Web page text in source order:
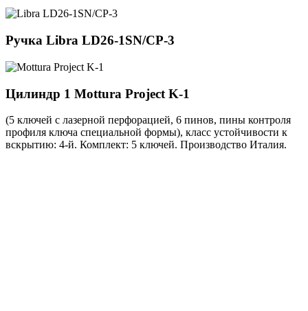
Ручка Libra LD26-1SN/CP-3
Цилиндр 1 Mottura Project K-1
(5 ключей с лазерной перфорацией, 6 пинов, пины контроля
профиля ключа специальной формы), класс устойчивости к
вскрытию: 4-й. Комплект: 5 ключей. Производство Италия.